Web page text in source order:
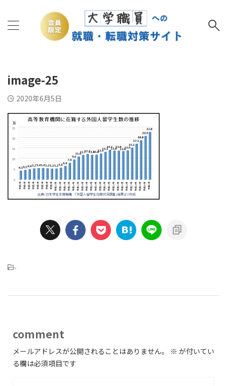
image-25
2020年6月5日
-
comment
メールアドレスが公開されることはありません。 ※ が付いてい
る欄は必須項目です